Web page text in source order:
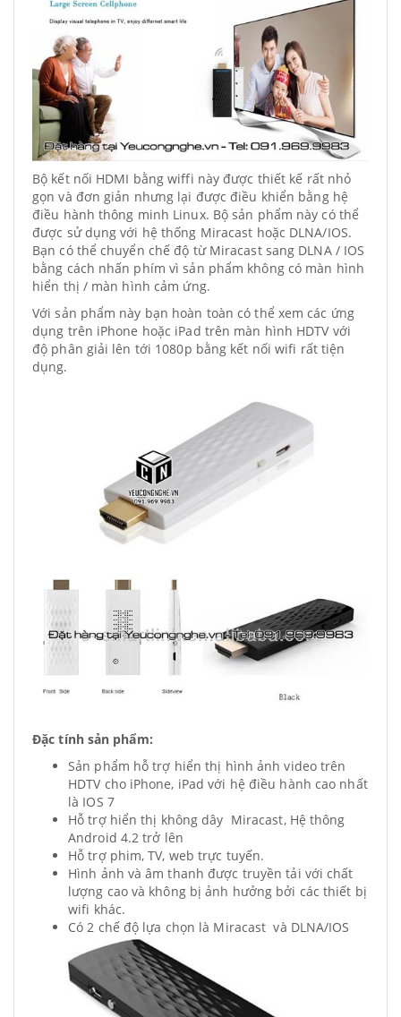
Bộ kết nối HDMI bằng wiffi này được thiết kế rất nhỏ
gọn và đơn giản nhưng lại được điều khiển bằng hệ
điều hành thông minh Linux. Bộ sản phẩm này có thể
được sử dụng với hệ thống Miracast hoặc DLNA/IOS.
Bạn có thể chuyển chế độ từ Miracast sang DLNA / IOS
bằng cách nhấn phím vì sản phẩm không có màn hình
hiển thị / màn hình cảm ứng.
Với sản phẩm này bạn hoàn toàn có thể xem các ứng
dụng trên iPhone hoặc iPad trên màn hình HDTV với
độ phân giải lên tới 1080p bằng kết nối wifi rất tiện
dụng.
Đặc tính sản phẩm:
Sản phẩm hỗ trợ hiển thị hình ảnh video trên
HDTV cho iPhone, iPad với hệ điều hành cao nhất
là IOS 7
Hỗ trợ hiển thị không dây Miracast, Hệ thông
Android 4.2 trở lên
Hỗ trợ phim, TV, web trực tuyến.
Hình ảnh và âm thanh được truyền tải với chất
lượng cao và không bị ảnh hưởng bởi các thiết bị
wifi khác.
Có 2 chế độ lựa chọn là Miracast và DLNA/IOS